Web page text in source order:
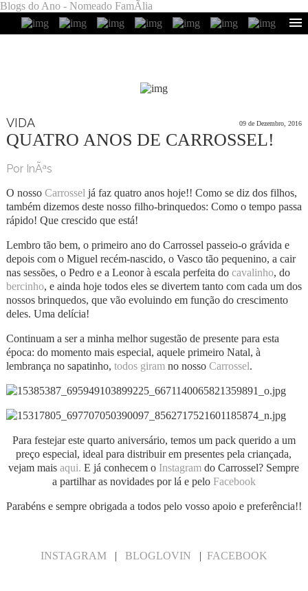
Blogs do Ano - Nomeado FamÃ­lia
VIDA 09 de Dezembro, 2016
QUATRO ANOS DE CARROSSEL!
Por InÃªs
O nosso Carrosseljá faz quatro anos hoje!! Como se diz dos filhos,
também dizemos deste nosso filho-brinquedos: Como o tempo passa
rápido! Que crescido que está!
Lembro tão bem, o primeiro ano do Carrossel passeio-o grávida e
depois com o Miguel recém-nascido, o Vasco tão pequenino, a cair
nas sessões, o Pedro e a Leonor à escala perfeita do cavalinho, do
bercinho, e ainda hoje todos eles se divertem tanto com cada um dos
nossos brinquedos, que vão evoluindo em função do crescimento
deles. Uma delícia!
Continuam a ser a minha melhor sugestão de presente para esta
época: do momento mais especial, aquele primeiro Natal, à
lembrança no sapatinho, todos giramno nosso Carrossel.
Para festejar este quarto aniversário, temos um pack querido a um
preço especial, ideal para distribuir em presentes pela criançada,
vejam maisaqui. E já conhecem o Instagram do Carrossel? Sempre
a partilhar as novidades por lá e pelo Facebook
Parabéns e sempre obrigada a todos pelo vosso apoio e preferência!!
INSTAGRAM| BLOGLOVIN | FACEBOOK